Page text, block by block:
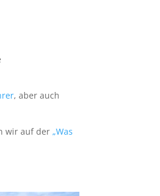
, aber auch
wir auf der „Was